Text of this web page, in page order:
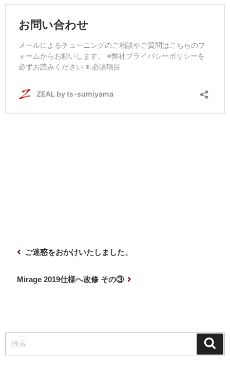
シ
ョ
ご迷惑をおかけいたしました。
Mirage 2019仕様へ改修 その③
索: